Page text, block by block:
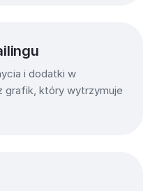
i dodatki w
grafik, który wytrzymuje